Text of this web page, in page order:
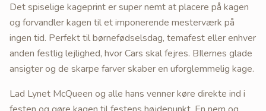
Det spiselige kageprint er super nemt at placere på kagen
og forvandler kagen til et imponerende mesterværk på
ingen tid. Perfekt til børnefødselsdag, temafest eller enhver
anden festlig lejlighed, hvor Cars skal fejres. BIlernes glade
ansigter og de skarpe farver skaber en uforglemmelig kage.
Lad Lynet McQueen og alle hans venner køre direkte ind i